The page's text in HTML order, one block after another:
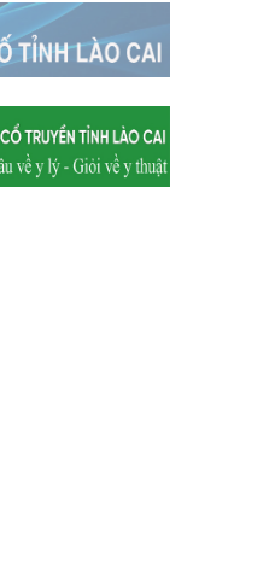
Xã Dương Quỳ
Xã Minh Lương
Xã Bảo Yên
Xã Thượng Hà